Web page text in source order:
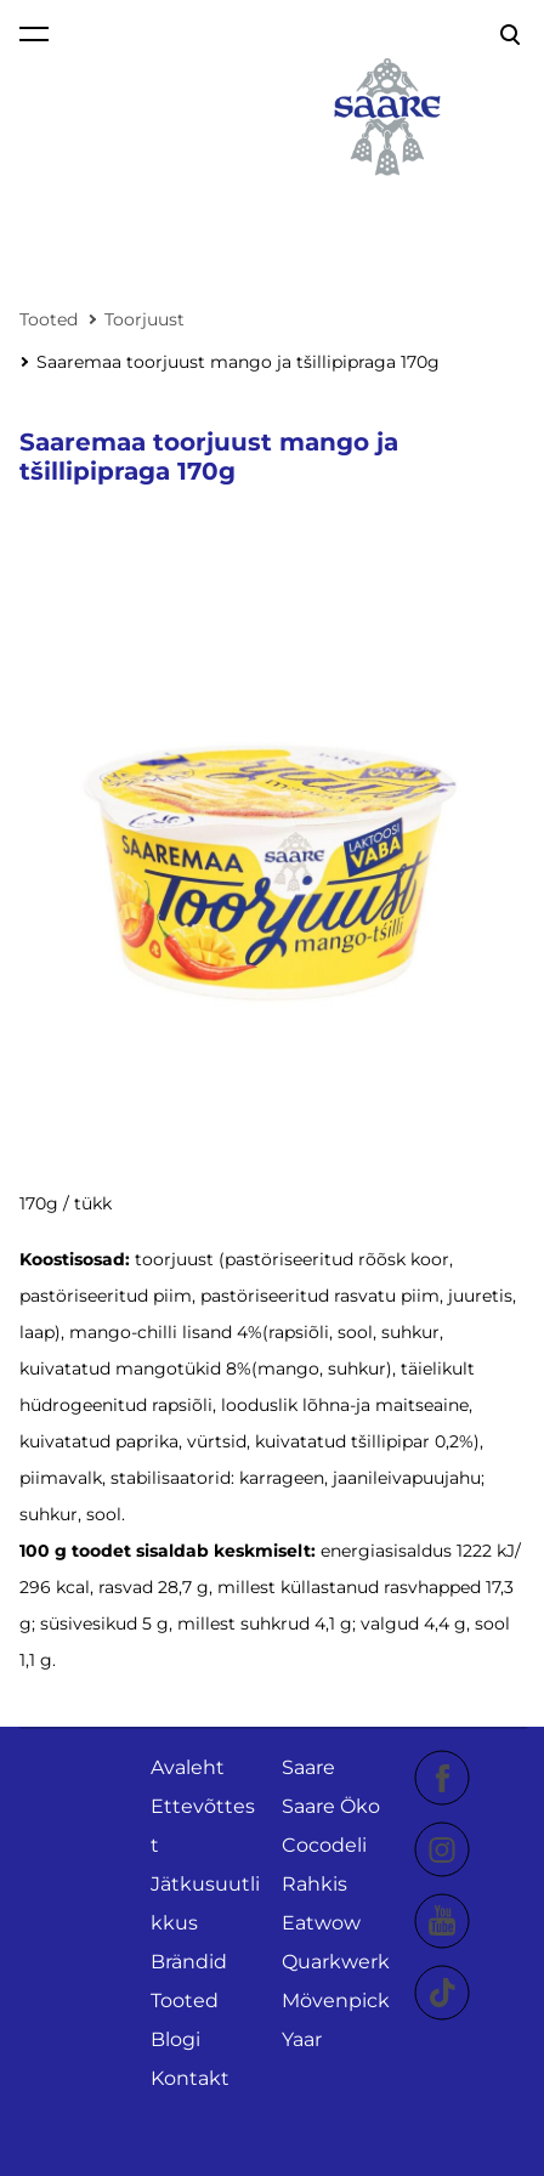
lisati ostukorvi.
Tooted
Toorjuust
Saaremaa toorjuust mango ja tšillipipraga 170g
Saaremaa toorjuust mango ja
tšillipipraga 170g
170g / tükk
Koostisosad: toorjuust (pastöriseeritud rõõsk koor,
pastöriseeritud piim, pastöriseeritud rasvatu piim, juuretis,
laap), mango-chilli lisand 4%(rapsiõli, sool, suhkur,
kuivatatud mangotükid 8%(mango, suhkur), täielikult
hüdrogeenitud rapsiõli, looduslik lõhna-ja maitseaine,
kuivatatud paprika, vürtsid, kuivatatud tšillipipar 0,2%),
piimavalk, stabilisaatorid: karrageen, jaanileivapuujahu;
suhkur, sool.
100 g toodet sisaldab keskmiselt: energiasisaldus 1222 kJ/
296 kcal, rasvad 28,7 g, millest küllastanud rasvhapped 17,3
g; süsivesikud 5 g, millest suhkrud 4,1 g; valgud 4,4 g, sool
1,1 g.
Avaleht
Ettevõttes
t
Jätkusuutli
kkus
Brändid
Tooted
Blogi
Kontakt
Saare
Saare Öko
Cocodeli
Rahkis
Eatwow
Quarkwerk
Mövenpick
Yaar